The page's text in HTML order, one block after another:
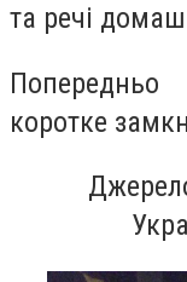
та речі
коротке